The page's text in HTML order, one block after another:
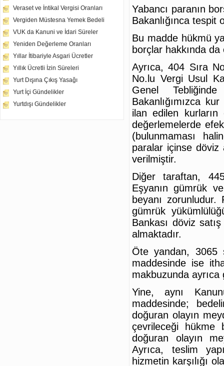
Veraset ve İntikal Vergisi Oranları
Vergiden Müstesna Yemek Bedeli
VUK da Kanuni ve İdari Süreler
Yeniden Değerleme Oranları
Yıllar İtibariyle Asgari Ücretler
Yıllık Ücretli İzin Süreleri
Yurt Dışına Çıkış Yasağı
Yurt İçi Gündelikler
Yurtdışı Gündelikler
Yabancı paranın
Bakanlığınca tespit
Bu madde hükmü
borçlar hakkında
Ayrıca, 404 Sıra
No.lu Vergi Usul
Genel
Bakanlığımızca
ilan edilen kurların
değerlemelerde
(bulunmaması
paralar içinse döviz
verilmiştir.
Diğer taraftan,
Eşyanın gümrük
beyanı zorunludur.
gümrük
Bankası döviz
almaktadır.
Öte yandan, 3065
maddesinde ise
makbuzunda
Yine, aynı
maddesinde;
doğuran olayın
çevrileceği hükme
doğuran olayın
Ayrıca, teslim
hizmetin karşılığı